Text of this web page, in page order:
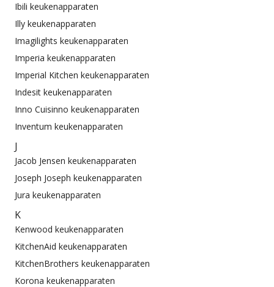
Ibili keukenapparaten
Illy keukenapparaten
Imagilights keukenapparaten
Imperia keukenapparaten
Imperial Kitchen keukenapparaten
Indesit keukenapparaten
Inno Cuisinno keukenapparaten
Inventum keukenapparaten
J
Jacob Jensen keukenapparaten
Joseph Joseph keukenapparaten
Jura keukenapparaten
K
Kenwood keukenapparaten
KitchenAid keukenapparaten
KitchenBrothers keukenapparaten
Korona keukenapparaten